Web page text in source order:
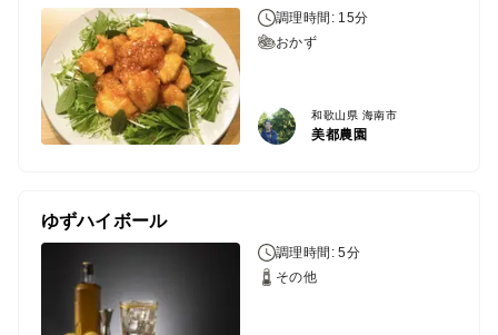
調理時間: 15分
おかず
和歌山県 海南市
美都農園
ゆずハイボール
調理時間: 5分
その他